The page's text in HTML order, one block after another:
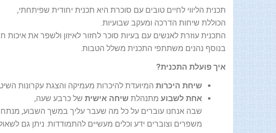
תכנית הליווי לחיים טובים עם סוכרת היא תכנית יחודית שפיתחתי,
הכוללת שיחות הדרכה ומעקב שבועיות.
התכנית עוזרת לאנשים עם בעיות סוכר לחזור לאיזון ולשפר את איכות
בנוסף נהנים משתתפי התכנית משלל הטבות.
איך פועלת התכנית?
שיחת היכרות המיועדת להיכרות מעמיקה והצגת עקרונות
אחת לשבוע מתנהלת שיחה אישית של כרבע שעה,
שבה אנחנו עוברים על כל מה שעבר עליך במשך השבוע,
משפרים וצוברים ידע וכלים מעשיים להתמודדות. ניתן גם